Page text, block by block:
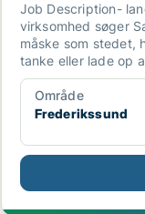
Job Description-
virksomhed søger
måske som stedet,
tanke eller lade op
Område
Frederikssund